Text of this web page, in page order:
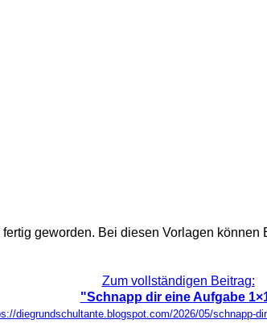
geworden. Bei diesen Vorlagen
Zum vollständigen Beitrag:
"Schnapp dir eine Aufgabe
diegrundschultante.blogspot.com/2026/05/schnapp-